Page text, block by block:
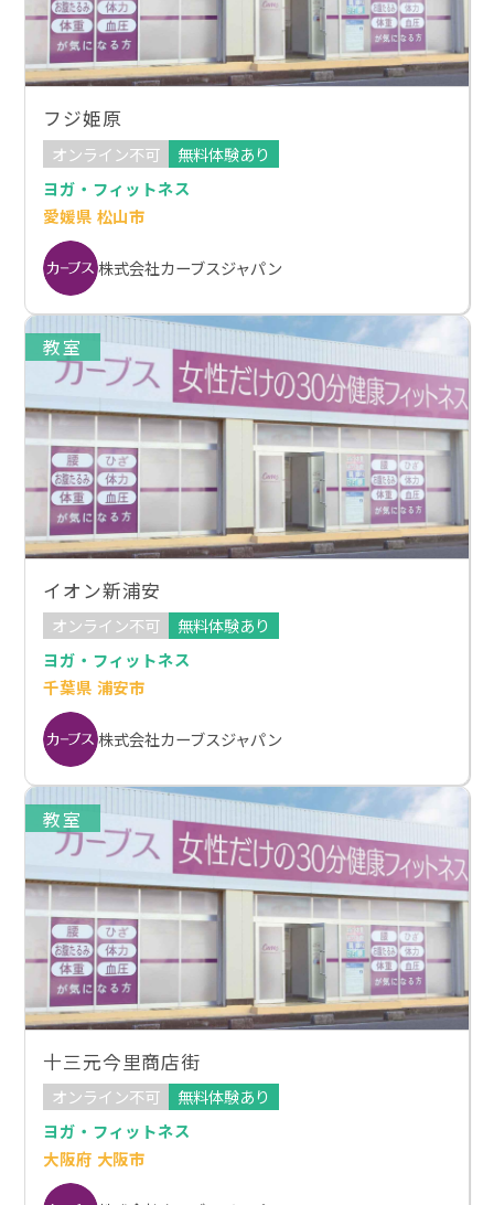
フジ姫原
オンライン不可
無料体験あり
ヨガ・フィットネス
愛媛県 松山市
株式会社カーブスジャパン
教室
イオン新浦安
オンライン不可
無料体験あり
ヨガ・フィットネス
千葉県 浦安市
株式会社カーブスジャパン
教室
十三元今里商店街
オンライン不可
無料体験あり
ヨガ・フィットネス
大阪府 大阪市